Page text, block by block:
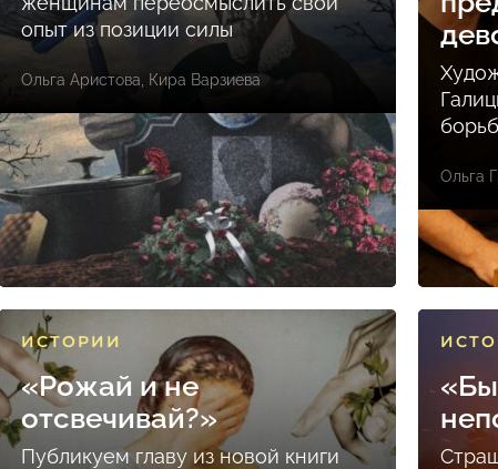
опыт из позиции силы
Ольга Аристова Кира Варзиева
Ольга
ИСТОРИИ
«Рожай и не
отсвечивай?»
Публикуем главу из новой книги